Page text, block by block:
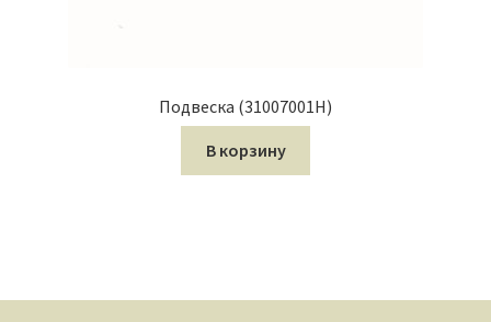
Подвеска (31007001Н)
В корзину